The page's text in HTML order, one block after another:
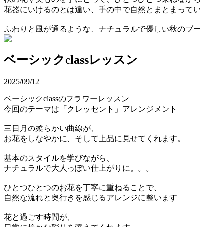
花器にいけるのとは違い、手の中で自然とまとまって
ふわりと風が通るような、ナチュラルで優しい秋のブ
ベーシックclassレッスン
2025/09/12
ベーシックclassのフラワーレッスン
今回のテーマは「クレッセント」アレンジメント
三日月の柔らかい曲線が、
お花をしなやかに、そして上品に見せてくれます。
基本のスタイルを学びながら、
ナチュラルで大人っぽい仕上がりに。。。
ひとつひとつのお花を丁寧に重ねることで、
自然な流れと奥行きを感じるアレンジに整います
花と過ごす時間が、